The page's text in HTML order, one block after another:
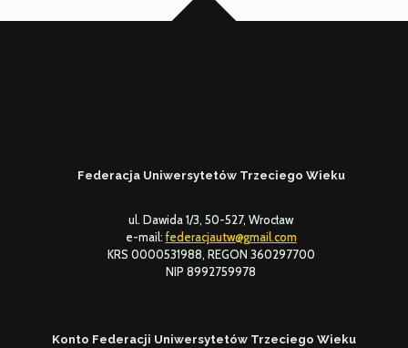
Federacja Uniwersytetów Trzeciego Wieku
ul. Dawida 1/3, 50-527, Wrocław
e-mail:federacjautw@gmail.com
KRS 0000531988, REGON 360297700
NIP 8992759978
Konto Federacji Uniwersytetów Trzeciego Wieku